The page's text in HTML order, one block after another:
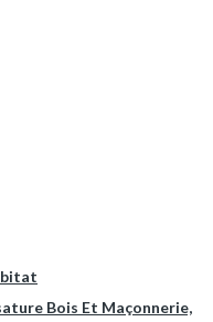
Bois Et Maçonnerie,